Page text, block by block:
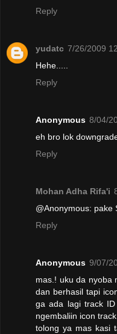
Reply
yudatc 7/26/2009
Hehe.....
Reply
Anonymous 8/04/
eh bro lok
Reply
Mohan Adha Rifa'i
@Anonymous: pake
Reply
Anonymous 9/07/
mas.! uku da nyoba
dan berhasil tapi
ga ada lagi track
ngembaliin icon
tolong ya mas kasi